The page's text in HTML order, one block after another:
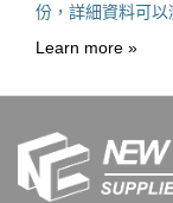
份，詳細資料可
Learn more »